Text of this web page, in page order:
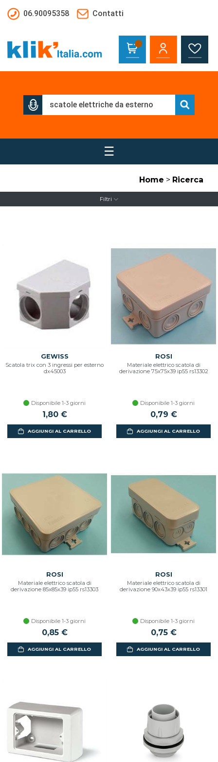
06.90095358
Contatti
☰
Home > Ricerca
Filtri
GEWISS
Scatola trix con 3 ingressi per esterno
dx45003
Disponibile 1-3 giorni
1,80 €
AGGIUNGI AL CARRELLO
ROSI
Materiale elettrico scatola di
derivazione 75x75x39 ip55 rs13302
Disponibile 1-3 giorni
0,79 €
AGGIUNGI AL CARRELLO
ROSI
Materiale elettrico scatola di
derivazione 85x85x39 ip55 rs13303
Disponibile 1-3 giorni
0,85 €
AGGIUNGI AL CARRELLO
ROSI
Materiale elettrico scatola di
derivazione 90x43x39 ip55 rs13301
Disponibile 1-3 giorni
0,75 €
AGGIUNGI AL CARRELLO